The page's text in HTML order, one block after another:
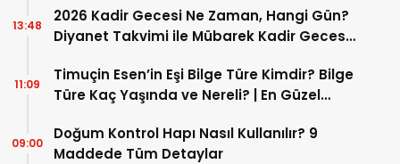
2026 Kadir Gecesi Ne Zaman, Hangi Gün?
Diyanet Takvimi ile Mübarek Kadir Gecesi
13:48
Timuçin Esen’in Eşi Bilge Türe Kimdir? Bilge
Türe Kaç Yaşında ve Nereli? | En Güzel
11:09
Doğum Kontrol Hapı Nasıl Kullanılır? 9
Maddede Tüm Detaylar
09:00